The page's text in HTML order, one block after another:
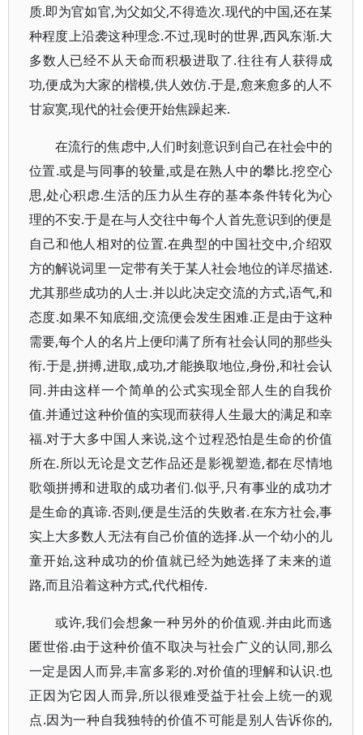
质.即为官如官,为父如父,不得造次.现代的中国,还在某
种程度上沿袭这种理念.不过,现时的世界,西风东渐.大
多数人已经不从天命而积极进取了.往往有人获得成
功,便成为大家的楷模,供人效仿.于是,愈来愈多的人不
甘寂寞,现代的社会便开始焦躁起来.
在流行的焦虑中,人们时刻意识到自己在社会中的
位置.或是与同事的较量,或是在熟人中的攀比.挖空心
思,处心积虑.生活的压力从生存的基本条件转化为心
理的不安.于是在与人交往中每个人首先意识到的便是
自己和他人相对的位置.在典型的中国社交中,介绍双
方的解说词里一定带有关于某人社会地位的详尽描述.
尤其那些成功的人士.并以此决定交流的方式,语气,和
态度.如果不知底细,交流便会发生困难.正是由于这种
需要,每个人的名片上便印满了所有社会认同的那些头
衔.于是,拼搏,进取,成功,才能换取地位,身份,和社会认
同.并由这样一个简单的公式实现全部人生的自我价
值.并通过这种价值的实现而获得人生最大的满足和幸
福.对于大多中国人来说,这个过程恐怕是生命的价值
所在.所以无论是文艺作品还是影视塑造,都在尽情地
歌颂拼搏和进取的成功者们.似乎,只有事业的成功才
是生命的真谛.否则,便是生活的失败者.在东方社会,事
实上大多数人无法有自己价值的选择.从一个幼小的儿
童开始,这种成功的价值就已经为她选择了未来的道
路,而且沿着这种方式,代代相传.
或许,我们会想象一种另外的价值观.并由此而逃
匿世俗.由于这种价值不取决与社会广义的认同,那么
一定是因人而异,丰富多彩的.对价值的理解和认识.也
正因为它因人而异,所以很难受益于社会上统一的观
点.因为一种自我独特的价值不可能是别人告诉你的,